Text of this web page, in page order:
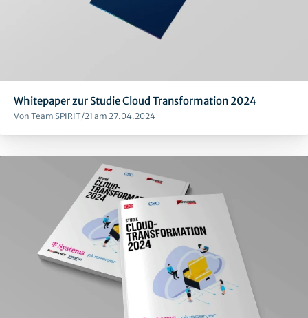
Whitepaper zur Studie Cloud Transformation 2024
Von Team SPIRIT/21 am 27.04.2024